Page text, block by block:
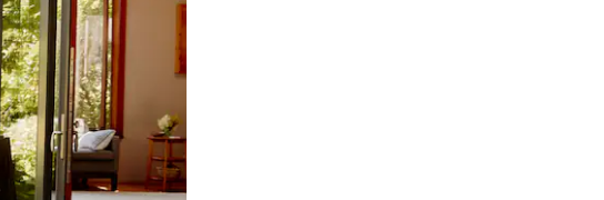
door te tikken of swipen.